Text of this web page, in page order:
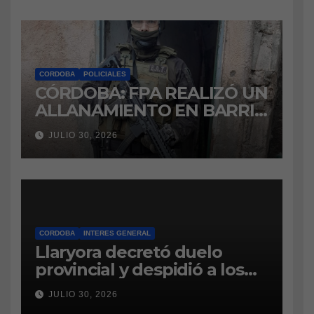
CORDOBA POLICIALES
CÓRDOBA: FPA REALIZÓ UN
ALLANAMIENTO EN BARRIO
VILLA BOEDO
RELACIONADO CON UNA
CAUSA DE DROGAS EN LA
CÁRCEL DE BOUWER
JULIO 30, 2026
CORDOBA INTERES GENERAL
Llaryora decretó duelo
provincial y despidió a los
bomberos cordobeses
fallecidos en la tragedia
JULIO 30, 2026